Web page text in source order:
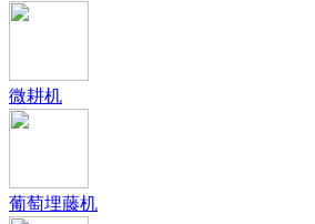
微耕机
葡萄埋藤机